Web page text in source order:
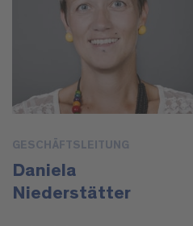
GESCHÄFTSLEITUNG
Daniela
Niederstätter